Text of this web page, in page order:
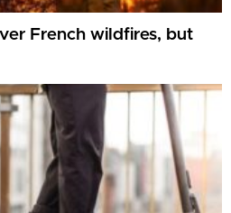
French wildfires, but